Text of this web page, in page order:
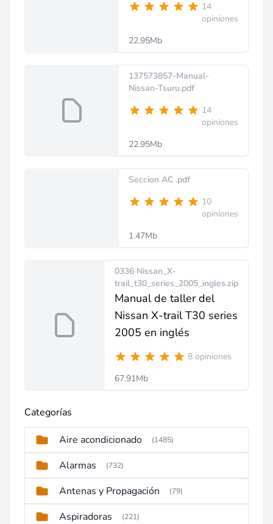
14
opiniones
22.95Mb
137573857-Manual-
Nissan-Tsuru.pdf
14
opiniones
22.95Mb
Seccion AC .pdf
10
opiniones
1.47Mb
0336 Nissan_X-
trail_t30_series_2005_ingles.zip
Manual de taller del
Nissan X-trail T30 series
2005 en inglés
8 opiniones
67.91Mb
Categorías
Aire acondicionado (1485)
Alarmas (732)
Antenas y Propagación (79)
Aspiradoras (221)